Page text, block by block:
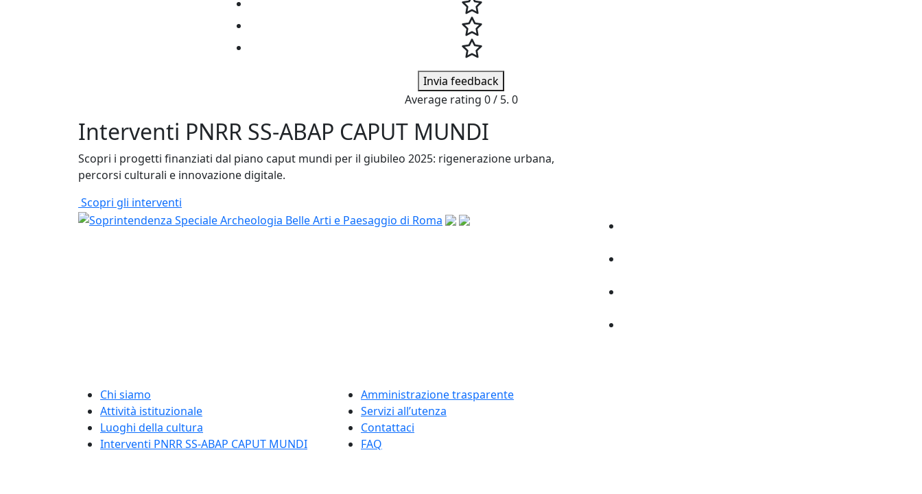
Invia feedback
Average rating 0/ 5. 0
Interventi PNRR SS-ABAP CAPUT MUNDI
Scopri i progetti finanziati dal piano caput mundi per il giubileo 2025: rigenerazione urbana,
percorsi culturali e innovazione digitale.
Scopri gli interventi
Chi siamo
Attività istituzionale
Luoghi della cultura
Interventi PNRR SS-ABAP CAPUT MUNDI
Amministrazione trasparente
Servizi all’utenza
Contattaci
FAQ